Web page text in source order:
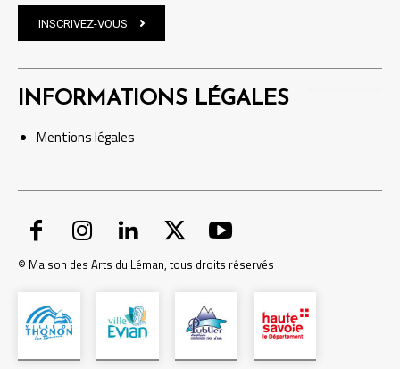
INSCRIVEZ-VOUS
INFORMATIONS LÉGALES
Mentionslégales
© Maison des Arts du Léman, tous droits réservés